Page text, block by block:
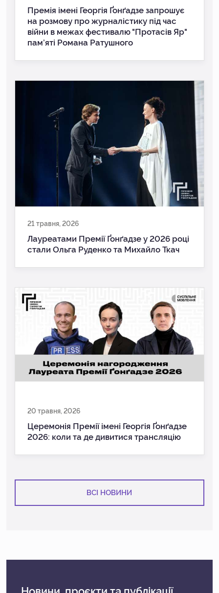
Премія імені Георгія Ґонґадзе запрошує
на розмову про журналістику під час
війни в межах фестивалю "Протасів Яр"
пам’яті Романа Ратушного
21 травня, 2026
Лауреатами Премії Ґонґадзе у 2026 році
стали Ольга Руденко та Михайло Ткач
20 травня, 2026
Церемонія Премії імені Георгія Ґонґадзе
2026: коли та де дивитися трансляцію
ВСІ НОВИНИ